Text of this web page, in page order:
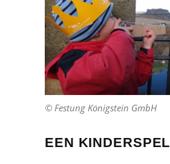
© Festung Königstein GmbH
EEN KINDERSPEL